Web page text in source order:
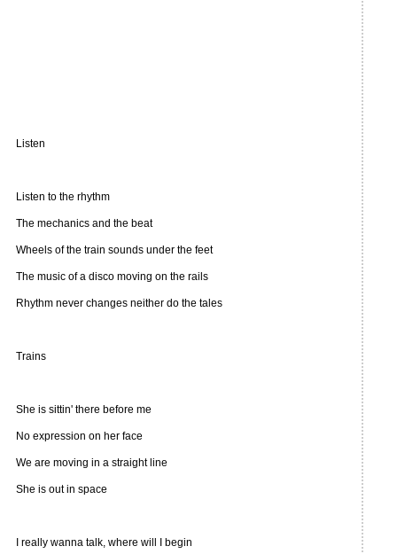
Listen
Listen to the rhythm
The mechanics and the beat
Wheels of the train sounds under the feet
The music of a disco moving on the rails
Rhythm never changes neither do the tales
Trains
She is sittin' there before me
No expression on her face
We are moving in a straight line
She is out in space
I really wanna talk, where will I begin